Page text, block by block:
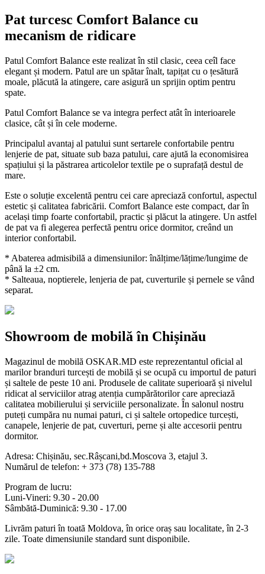
Pat turcesc Comfort Balance cu
mecanism de ridicare
Patul Comfort Balance este realizat în stil clasic, ceea ceîl face
elegant și modern. Patul are un spătar înalt, tapițat cu o țesătură
moale, plăcută la atingere, care asigură un sprijin optim pentru
spate.
Patul Comfort Balance se va integra perfect atât în interioarele
clasice, cât și în cele moderne.
Principalul avantaj al patului sunt sertarele confortabile pentru
lenjerie de pat, situate sub baza patului, care ajută la economisirea
spațiului și la păstrarea articolelor textile pe o suprafață destul de
mare.
Este o soluție excelentă pentru cei care apreciază confortul, aspectul
estetic și calitatea fabricării. Comfort Balance este compact, dar în
același timp foarte confortabil, practic și plăcut la atingere. Un astfel
de pat va fi alegerea perfectă pentru orice dormitor, creând un
interior confortabil.
* Abaterea admisibilă a dimensiunilor: înălțime/lățime/lungime de
până la ±2 cm.
* Salteaua, noptierele, lenjeria de pat, cuverturile și pernele se vând
separat.
Showroom de mobilă în Chișinău
Magazinul de mobilă OSKAR.MD este reprezentantul oficial al
marilor branduri turcești de mobilă și se ocupă cu importul de paturi
și saltele de peste 10 ani. Produsele de calitate superioară și nivelul
ridicat al serviciilor atrag atenția cumpărătorilor care apreciază
calitatea mobilierului și serviciile personalizate. În salonul nostru
puteți cumpăra nu numai paturi, ci și saltele ortopedice turcești,
canapele, lenjerie de pat, cuverturi, perne și alte accesorii pentru
dormitor.
Adresa: Chișinău, sec.Râșcani,bd.Moscova 3, etajul 3.
Numărul de telefon: + 373 (78) 135-788
Program de lucru:
Luni-Vineri: 9.30 - 20.00
Sâmbătă-Duminică: 9.30 - 17.00
Livrăm paturi în toată Moldova, în orice oraș sau localitate, în 2-3
zile. Toate dimensiunile standard sunt disponibile.